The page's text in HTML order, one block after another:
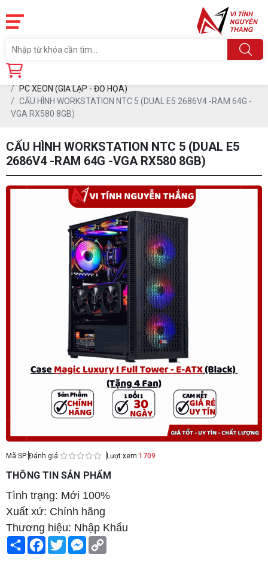
Trang chủ
PC XEON (GIẢ LẬP - ĐỒ HỌA)
CẤU HÌNH WORKSTATION NTC 5 (DUAL E5 2686V4 -RAM 64G -
VGA RX580 8GB)
CẤU HÌNH WORKSTATION NTC 5 (DUAL E5
2686V4 -RAM 64G -VGA RX580 8GB)
Mã SP:Đánh giá: Lượt xem:1709
THÔNG TIN SẢN PHẨM
Tình trạng: Mới 100%
Xuất xứ: Chính hãng
Thương hiệu: Nhập Khẩu
Share Facebook
TwitterMessenger